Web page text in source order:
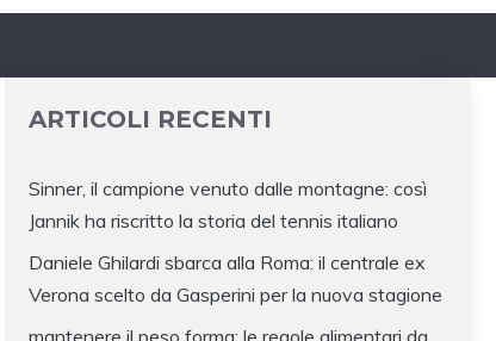
ARTICOLI RECENTI
Sinner, il campione venuto dalle montagne: così
Jannik ha riscritto la storia del tennis italiano
Daniele Ghilardi sbarca alla Roma: il centrale ex
Verona scelto da Gasperini per la nuova stagione